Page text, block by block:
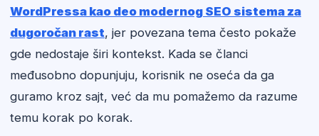
WordPressa kao deo modernog SEO sistema za
dugoročan rast, jer povezana tema često pokaže
gde nedostaje širi kontekst. Kada se članci
međusobno dopunjuju, korisnik ne oseća da ga
guramo kroz sajt, već da mu pomažemo da razume
temu korak po korak.